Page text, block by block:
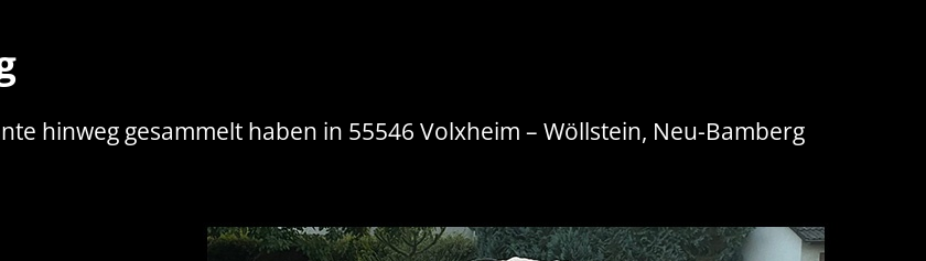
hinweg gesammelt haben in 55546 Volxheim – Wöllstein, Neu-Bamberg